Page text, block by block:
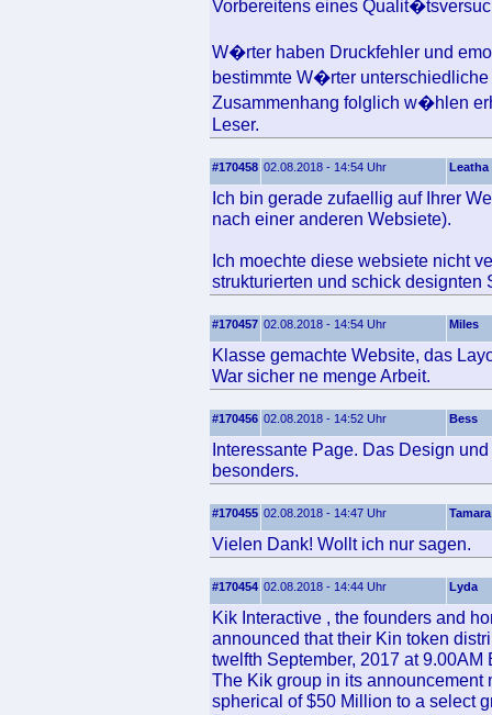
Vorbereitens eines
W�rter haben Druckfehler und
bestimmte W�rter
Zusammenhang folglich w�hlen
Leser.
#170458 02.08.2018 - 14:54 Uhr Leatha
Ich bin gerade zufaellig auf Ihrer
nach einer anderen Websiete).
Ich moechte diese websiete nicht
strukturierten und schick designten
#170457 02.08.2018 - 14:54 Uhr Miles
Klasse gemachte Website, das
War sicher ne menge Arbeit.
#170456 02.08.2018 - 14:52 Uhr Bess
Interessante Page. Das Design
besonders.
#170455 02.08.2018 - 14:47 Uhr Tamara
Vielen Dank! Wollt ich nur sagen.
#170454 02.08.2018 - 14:44 Uhr Lyda
Kik Interactive , the founders and
announced that their Kin token
twelfth September, 2017 at 9.00AM
The Kik group in its announcement
spherical of $50 Million to a select